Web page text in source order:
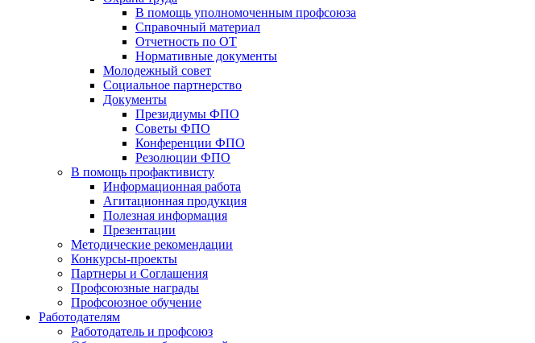
В помощь уполномоченным профсоюза
Справочный материал
Отчетность по ОТ
Нормативные документы
Молодежный совет
Социальное партнерство
Документы
Президиумы ФПО
Советы ФПО
Конференции ФПО
Резолюции ФПО
В помощь профактивисту
Информационная работа
Агитационная продукция
Полезная информация
Презентации
Методические рекомендации
Конкурсы-проекты
Партнеры и Соглашения
Профсоюзные награды
Профсоюзное обучение
Работодателям
Работодатель и профсоюз